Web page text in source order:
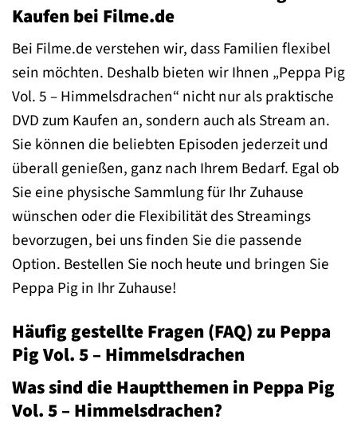
Kaufen bei Filme.de
Bei Filme.de verstehen wir, dass Familien flexibel
sein möchten. Deshalb bieten wir Ihnen „Peppa Pig
Vol. 5 – Himmelsdrachen“ nicht nur als praktische
DVD zum Kaufen an, sondern auch als Stream an.
Sie können die beliebten Episoden jederzeit und
überall genießen, ganz nach Ihrem Bedarf. Egal ob
Sie eine physische Sammlung für Ihr Zuhause
wünschen oder die Flexibilität des Streamings
bevorzugen, bei uns finden Sie die passende
Option. Bestellen Sie noch heute und bringen Sie
Peppa Pig in Ihr Zuhause!
Häufig gestellte Fragen (FAQ) zu Peppa
Pig Vol. 5 – Himmelsdrachen
Was sind die Hauptthemen in Peppa Pig
Vol. 5 – Himmelsdrachen?